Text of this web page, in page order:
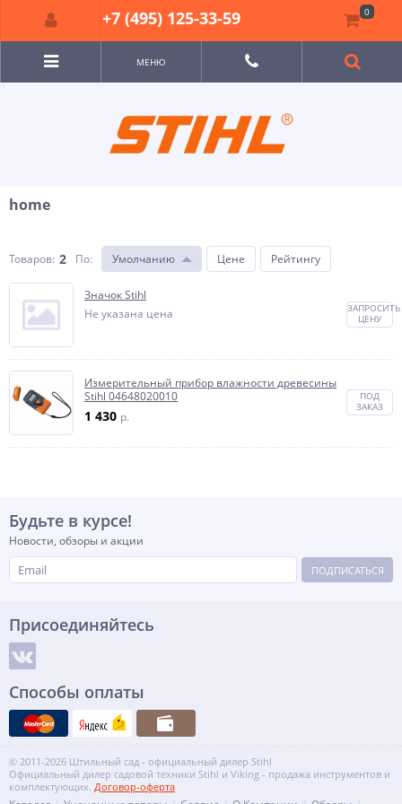
МЕНЮ
home
Товаров: 2 По: Умолчанию Цене Рейтингу
Значок Stihl
Не указана цена
ЗАПРОСИТЬ
ЦЕНУ
Измерительный прибор влажности древесины
Stihl 04648020010
1 430 p.
ПОД
ЗАКАЗ
Будьте в курсе!
Новости, обзоры и акции
ПОДПИСАТЬСЯ
Присоединяйтесь
Способы оплаты
© 2011-2026 Штильный сад - официальный дилер Stihl
Официальный дилер садовой техники Stihl и Viking - продажа инструментов и
комплектующих. Договор-оферта
+7 (495) 125-33-59 0